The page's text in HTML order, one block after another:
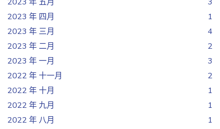
2023 年 四月
1
2023 年 三月
4
2023 年 二月
2
2023 年 一月
3
2022 年 十一月
2
2022 年 十月
1
2022 年 九月
1
2022 年 八月
1